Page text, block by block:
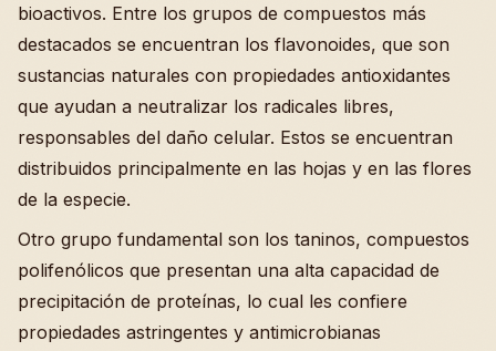
bioactivos. Entre los grupos de compuestos más
destacados se encuentran los flavonoides, que son
sustancias naturales con propiedades antioxidantes
que ayudan a neutralizar los radicales libres,
responsables del daño celular. Estos se encuentran
distribuidos principalmente en las hojas y en las flores
de la especie.
Otro grupo fundamental son los taninos, compuestos
polifenólicos que presentan una alta capacidad de
precipitación de proteínas, lo cual les confiere
propiedades astringentes y antimicrobianas